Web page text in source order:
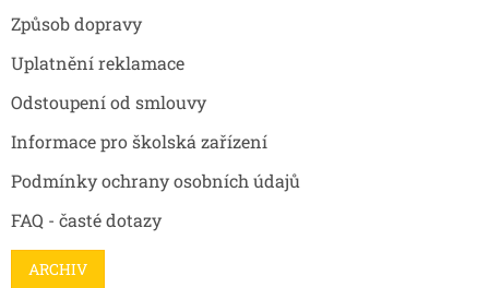
Způsob dopravy
Uplatnění reklamace
Odstoupení od smlouvy
Informace pro školská zařízení
Podmínky ochrany osobních údajů
FAQ - časté dotazy
ARCHIV